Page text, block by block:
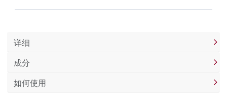
详细
成分
如何使用